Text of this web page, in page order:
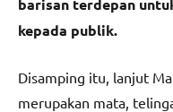
barisan terdepan
kepada publik.
Disamping itu, lanjut
merupakan mata,